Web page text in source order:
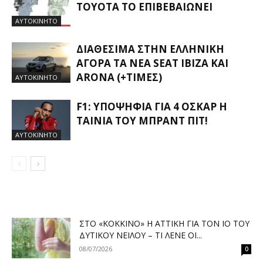
ΑΥΤΟΚΙΝΗΤΟ
TOYOTA ΤΟ ΕΠΙΒΕΒΑΙΏΝΕΙ
ΑΥΤΟΚΙΝΗΤΟ
ΔΙΑΘΈΣΙΜΑ ΣΤΗΝ ΕΛΛΗΝΙΚΉ
ΑΓΟΡΆ ΤΑ ΝΈΑ SEAT IBIZA ΚΑΙ
ARONA (+ΤΙΜΈΣ)
ΑΥΤΟΚΙΝΗΤΟ
F1: ΥΠΟΨΉΦΙΑ ΓΙΑ 4 ΌΣΚΑΡ Η
ΤΑΙΝΊΑ ΤΟΥ ΜΠΡΑΝΤ ΠΙΤ!
ΣΤΟ «ΚΌΚΚΙΝΟ» Η ΑΤΤΙΚΉ ΓΙΑ ΤΟΝ ΙΌ ΤΟΥ
ΔΥΤΙΚΟΎ ΝΕΊΛΟΥ – ΤΙ ΛΈΝΕ ΟΙ...
08/07/2026 0